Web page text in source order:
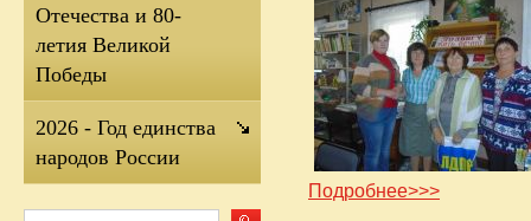
Подробнее>>>
Отечества и 80-
летия Великой
Победы
2026 - Год единства
народов России